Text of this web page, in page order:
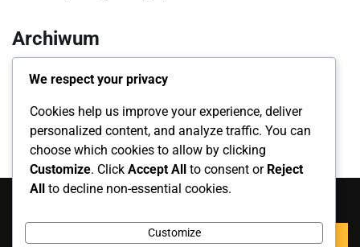
Archiwum
March 2026
February 2026
Szukaj
We respect your privacy
Cookies help us improve your experience, deliver
personalized content, and analyze traffic. You can
choose which cookies to allow by clicking
Customize. Click Accept All to consent or Reject
All to decline non-essential cookies.
Customize